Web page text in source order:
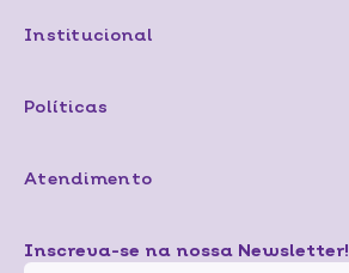
Institucional
Políticas
Atendimento
Inscreva-se na nossa Newsletter!